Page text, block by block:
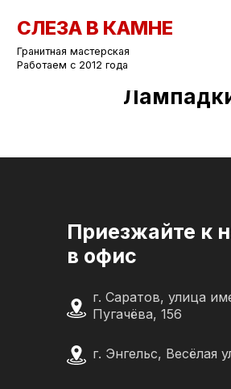
СЛЕЗА В КАМНЕ
Гранитная мастерская
Работаем с 2012 года
Приезжайте к
в офис
г. Саратов, улица
Пугачёва, 156
г. Энгельс, Весёлая